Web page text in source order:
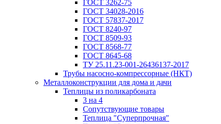
ГОСТ 3262-75
ГОСТ 34028-2016
ГОСТ 57837-2017
ГОСТ 8240-97
ГОСТ 8509-93
ГОСТ 8568-77
ГОСТ 8645-68
ТУ 25.11.23-001-26436137-2017
Трубы насосно-компрессорные (НКТ)
Металлоконструкции для дома и дачи
Теплицы из поликарбоната
3 на 4
Сопутствующие товары
Теплица "Суперпрочная"